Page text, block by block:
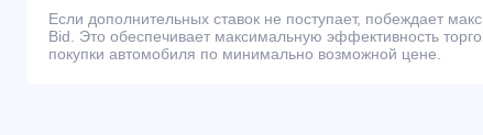
Если дополнительных ставок не поступает, побеждает
Bid. Это обеспечивает максимальную эффективность
покупки автомобиля по минимально возможной цене.